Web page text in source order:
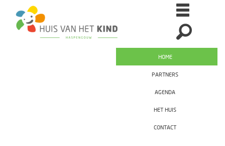
HOME
PARTNERS
AGENDA
HET HUIS
CONTACT